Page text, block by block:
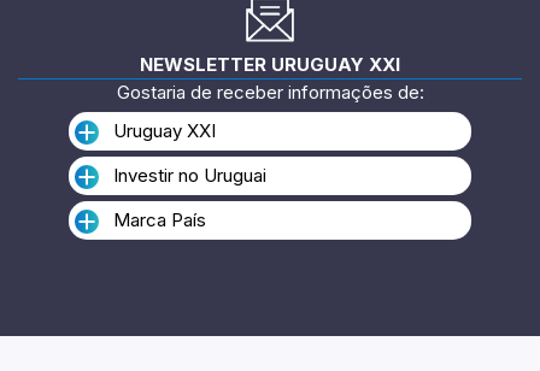
NEWSLETTER URUGUAY XXI
Gostaria de receber informações de:
Uruguay XXI
Investir no Uruguai
Marca País